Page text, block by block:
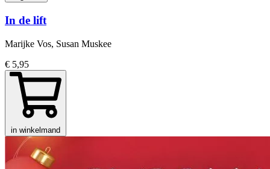
In de lift
Marijke Vos, Susan Muskee
€ 5,95
in winkelmand